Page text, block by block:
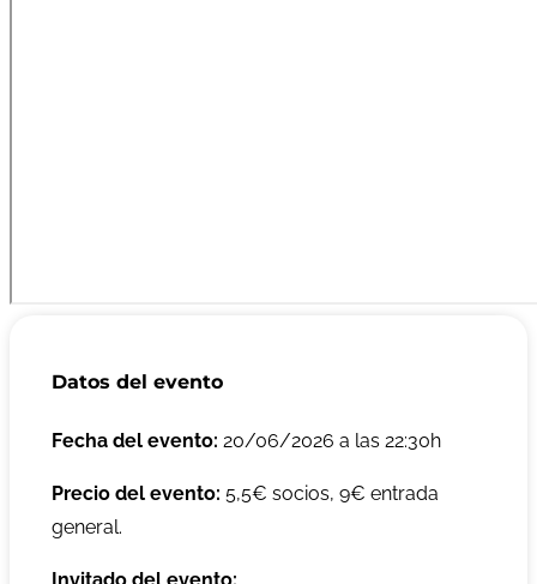
Datos del evento
Fecha del evento: 20/06/2026 a las 22:30h
Precio del evento: 5,5€ socios, 9€ entrada
general.